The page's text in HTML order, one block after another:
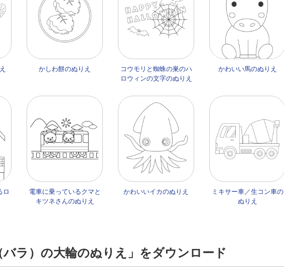
かしわ餅のぬりえ
コウモリと蜘蛛の巣のハ
ロウィンの文字のぬりえ
かわいい馬のぬりえ
ロ
電車に乗っているクマと
キツネさんのぬりえ
かわいいイカのぬりえ
ミキサー車／生コン車の
ぬりえ
バラ）の大輪のぬりえ」をダウンロード